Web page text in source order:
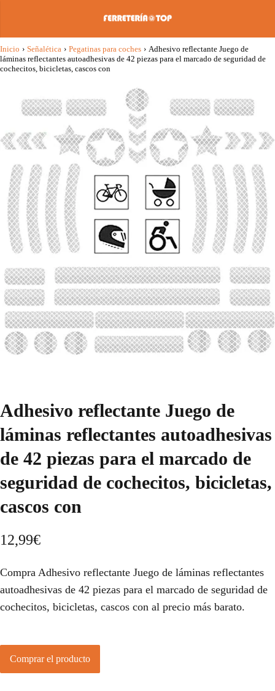
Inicio › Señalética › Pegatinas para coches › Adhesivo reflectante Juego de
láminas reflectantes autoadhesivas de 42 piezas para el marcado de seguridad de
cochecitos, bicicletas, cascos con
Adhesivo reflectante Juego de
láminas reflectantes autoadhesivas
de 42 piezas para el marcado de
seguridad de cochecitos, bicicletas,
cascos con
12,99€
Compra Adhesivo reflectante Juego de láminas reflectantes
autoadhesivas de 42 piezas para el marcado de seguridad de
cochecitos, bicicletas, cascos con al precio más barato.
Comprar el producto